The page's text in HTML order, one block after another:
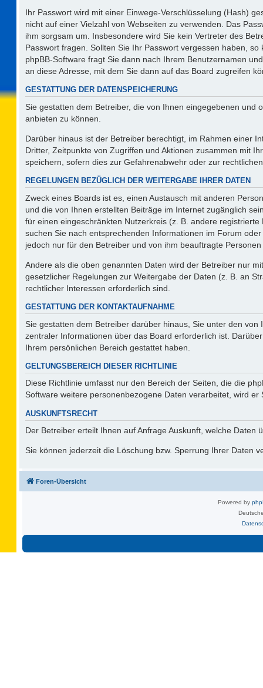
Ihr Passwort wird mit einer Einwege-Verschlüsselung (Hash)
nicht auf einer Vielzahl von Webseiten zu verwenden. Das
ihm sorgsam um. Insbesondere wird Sie kein Vertreter des
Passwort fragen. Sollten Sie Ihr Passwort vergessen haben,
phpBB-Software fragt Sie dann nach Ihrem Benutzernamen
an diese Adresse, mit dem Sie dann auf das Board zugreifen
GESTATTUNG DER DATENSPEICHERUNG
Sie gestatten dem Betreiber, die von Ihnen eingegebenen
anbieten zu können.
Darüber hinaus ist der Betreiber berechtigt, im Rahmen einer
Dritter, Zeitpunkte von Zugriffen und Aktionen zusammen mit
speichern, sofern dies zur Gefahrenabwehr oder zur
REGELUNGEN BEZÜGLICH DER WEITERGABE IHRER DATEN
Zweck eines Boards ist es, einen Austausch mit anderen
und die von Ihnen erstellten Beiträge im Internet zugänglich
für einen eingeschränkten Nutzerkreis (z. B. andere
suchen Sie nach entsprechenden Informationen im Forum
jedoch nur für den Betreiber und von ihm beauftragte
Andere als die oben genannten Daten wird der Betreiber nur
gesetzlicher Regelungen zur Weitergabe der Daten (z. B. an
rechtlicher Interessen erforderlich sind.
GESTATTUNG DER KONTAKTAUFNAHME
Sie gestatten dem Betreiber darüber hinaus, Sie unter den
zentraler Informationen über das Board erforderlich ist.
Ihrem persönlichen Bereich gestattet haben.
GELTUNGSBEREICH DIESER RICHTLINIE
Diese Richtlinie umfasst nur den Bereich der Seiten, die die
Software weitere personenbezogene Daten verarbeitet, wird
AUSKUNFTSRECHT
Der Betreiber erteilt Ihnen auf Anfrage Auskunft, welche Daten
Sie können jederzeit die Löschung bzw. Sperrung Ihrer Daten
Foren-Übersicht
Powered by